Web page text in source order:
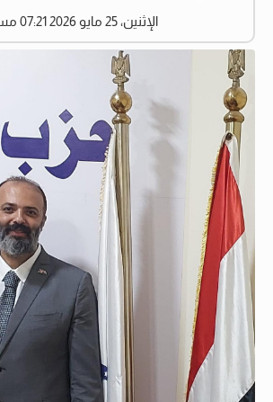
الإثنين، 25 مايو 2026 07:21 مساءً